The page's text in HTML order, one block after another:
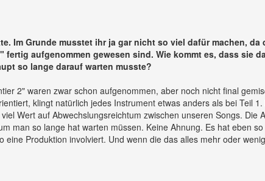
Im Grunde musstet ihr ja gar nicht so viel dafür machen, da
aufgenommen gewesen sind. Wie kommt es, dass sie
so lange darauf warten musste?
2" waren zwar schon aufgenommen, aber noch nicht final
klingt natürlich jedes Instrument etwas anders als bei Teil 1.
Wert auf Abwechslungsreichtum zwischen unseren Songs. Die
man so lange hat warten müssen. Keine Ahnung. Es hat eben so
Produktion involviert. Und wenn die das alles mehr oder